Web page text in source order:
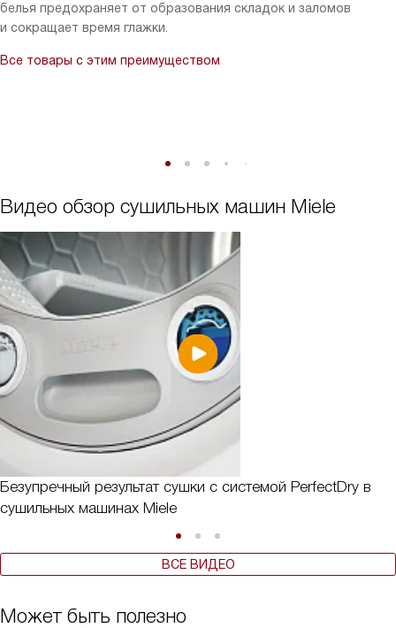
белья предохраняет от образования складок и заломов
и сокращает время глажки.
Все товары с этим преимуществом
Видео обзор сушильных машин Miele
Безупречный результат сушки с системой PerfectDry в
сушильных машинах Miele
ВСЕ ВИДЕО
Может быть полезно